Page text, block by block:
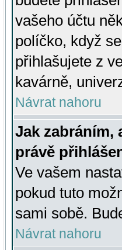
vašeho účtu
políčko, když
přihlašujete z
kavárně,
Návrat nahoru
Jak zabráním,
právě
Ve vašem
pokud tuto
sami sobě.
Návrat nahoru